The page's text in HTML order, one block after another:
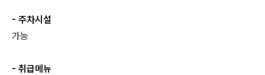
- 주차시설
가능
- 취급메뉴